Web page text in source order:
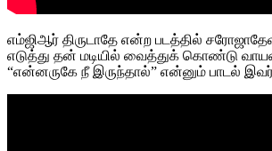
எம்ஜிஆர் திருடாதே என்ற படத்தில்
எடுத்து தன் மடியில் வைத்துக் கொண்டு
“என்னருகே நீ இருந்தால்” என்னும் பாடல் இவர்